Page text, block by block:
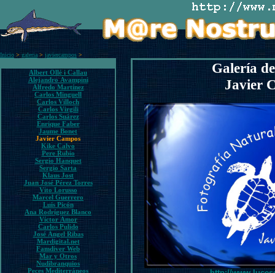
Inicio >galeria>javiercampos >
Albert Ollé i Callau
Alejandro Avampini
Alfredo Martínez
Carlos Minguell
Carlos Villoch
Carlos Virgili
Carlos Suárez
Enrique Faber
Jaume Bonet
Javier Campos
Kike Calvo
Pere Rubio
Sergio Hanquet
Sergio Sarta
Klaus Jost
Juan José Pérez Torres
Vito Lorusso
Marcel Guerrero
Luis Picón
Ana Rodríguez Blanco
Víctor Amor
Carlos Pulido
José Ángel Ribas
Mardigital.net
Famdiver Web
Mar y Otros
Nudibranquios
Peces Mediterráneos
Galería
Javier